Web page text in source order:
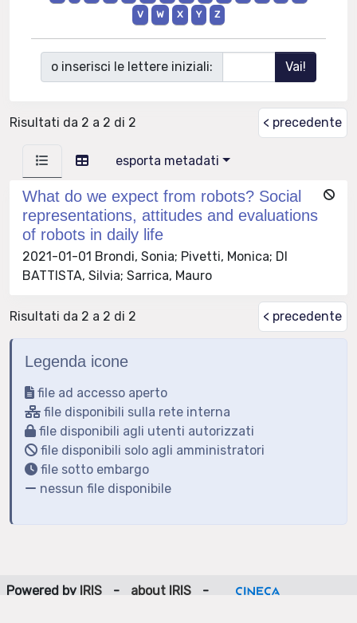
V
W X Y Z
o inserisci le lettere iniziali:
Risultati da 2 a 2 di 2 < precedente
esporta metadati
What do we expect from robots? Social
representations, attitudes and evaluations
of robots in daily life
2021-01-01 Brondi, Sonia; Pivetti, Monica; DI
BATTISTA, Silvia; Sarrica, Mauro
Risultati da 2 a 2 di 2 < precedente
Legenda icone
file ad accesso aperto
file disponibili sulla rete interna
file disponibili agli utenti autorizzati
file disponibili solo agli amministratori
file sotto embargo
nessun file disponibile
Powered by IRIS - about IRIS
-